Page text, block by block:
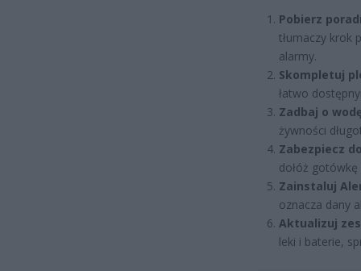
Pobierz
tłumaczy krok
alarmy.
Skompletuj
łatwo
Zadbaj o
żywności
Zabezpiecz
dołóż
Zainstaluj
oznacza dany
Aktualizuj
leki i baterie,